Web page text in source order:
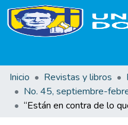
Inicio
Revistas y libros